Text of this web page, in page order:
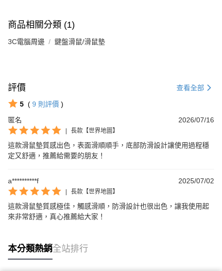
商品相關分類 (1)
3C電腦周邊 鍵盤滑鼠/滑鼠墊
評價 查看全部
5 ( 9 則評價 )
匿名
2026/07/16
長款【世界地圖】
這款滑鼠墊質感出色，表面滑順順手，底部防滑設計讓使用過程穩
定又舒適，推薦給需要的朋友！
a**********f 2025/07/02
長款【世界地圖】
這款滑鼠墊質感極佳，觸感滑順，防滑設計也很出色，讓我使用起
來非常舒適，真心推薦給大家！
本分類熱銷全站排行